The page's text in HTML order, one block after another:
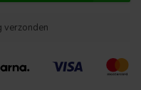
verzonden